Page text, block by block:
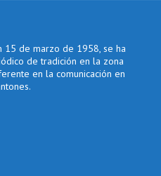
15 de marzo de 1958, se ha
de tradición en la zona
en la comunicación en